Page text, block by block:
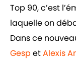
Top 90, c’est
laquelle on
Dans ce
Gesp etAlexis